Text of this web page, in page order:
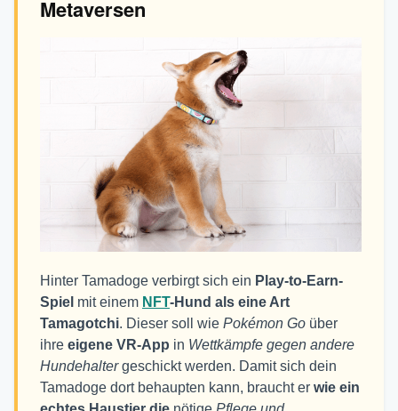
Metaversen
Hinter Tamadoge verbirgt sich ein Play-to-Earn-
Spiel mit einem NFT-Hund als eine Art
Tamagotchi. Dieser soll wie Pokémon Go über
ihre eigene VR-App in Wettkämpfe gegen andere
Hundehaltergeschickt werden. Damit sich dein
Tamadoge dort behaupten kann, braucht er wie ein